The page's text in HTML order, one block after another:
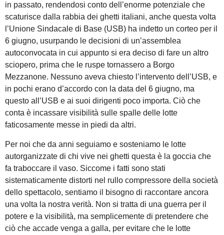
in passato, rendendosi conto dell’enorme potenziale che
scaturisce dalla rabbia dei ghetti italiani, anche questa volta
l’Unione Sindacale di Base (USB) ha indetto un corteo per il
6 giugno, usurpando le decisioni di un’assemblea
autoconvocata in cui appunto si era deciso di fare un altro
sciopero, prima che le ruspe tornassero a Borgo
Mezzanone. Nessuno aveva chiesto l’intervento dell’USB, e
in pochi erano d’accordo con la data del 6 giugno, ma
questo all’USB e ai suoi dirigenti poco importa. Ciò che
conta è incassare visibilità sulle spalle delle lotte
faticosamente messe in piedi da altri.
Per noi che da anni seguiamo e sosteniamo le lotte
autorganizzate di chi vive nei ghetti questa è la goccia che
fa traboccare il vaso. Siccome i fatti sono stati
sistematicamente distorti nel rullo compressore della società
dello spettacolo, sentiamo il bisogno di raccontare ancora
una volta la nostra verità. Non si tratta di una guerra per il
potere e la visibilità, ma semplicemente di pretendere che
ciò che accade venga a galla, per evitare che le lotte